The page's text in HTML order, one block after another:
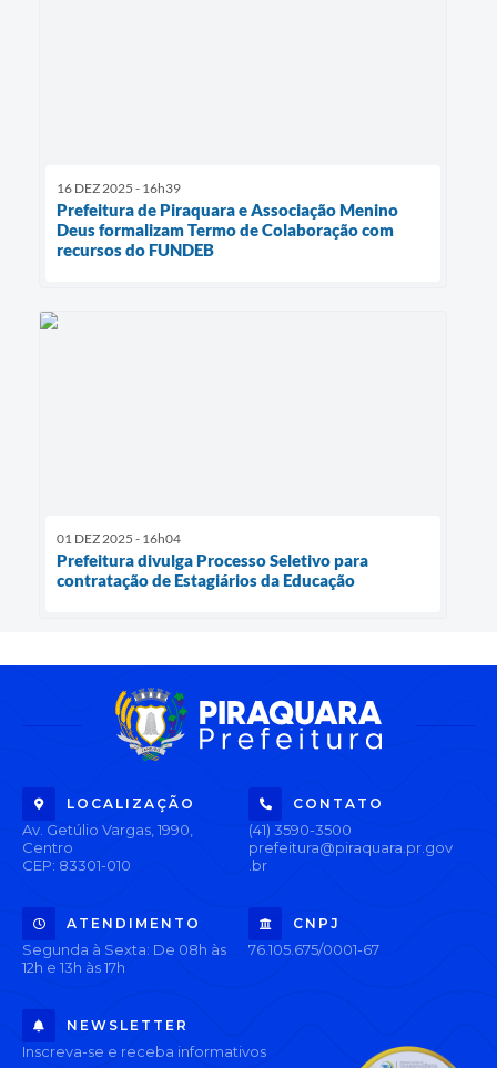
16 DEZ 2025 - 16h39
Prefeitura de Piraquara e Associação Menino
Deus formalizam Termo de Colaboração com
recursos do FUNDEB
01 DEZ 2025 - 16h04
Prefeitura divulga Processo Seletivo para
contratação de Estagiários da Educação
LOCALIZAÇÃO
Av. Getúlio Vargas, 1990,
Centro
CEP: 83301-010
CONTATO
(41) 3590-3500
prefeitura@piraquara.pr.gov
.br
ATENDIMENTO
Segunda à Sexta: De 08h às
12h e 13h às 17h
CNPJ
76.105.675/0001-67
NEWSLETTER
Inscreva-se e receba informativos